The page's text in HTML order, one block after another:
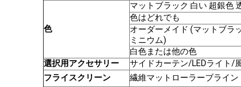
色
マットブラック 白い 超銀色
色はどれでも
オーダーメイド (マットブラ
ミニウム)
白色または他の色
選択用アクセサリー
サイドカーテン/LEDライト/
フライスクリーン
繊維マットローラーブライン